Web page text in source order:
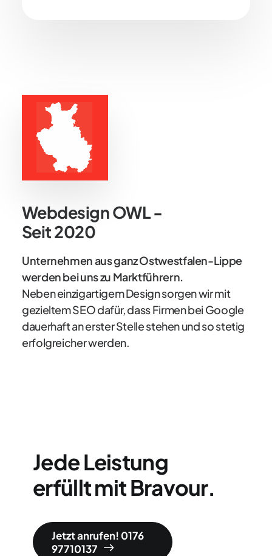
Webdesign OWL -
Seit 2020
Unternehmen aus ganz Ostwestfalen-Lippe
werden bei uns zu Marktführern.
Neben einzigartigem Design sorgen wir mit
gezieltem SEO dafür, dass Firmen bei Google
dauerhaft an erster Stelle stehen und so stetig
erfolgreicher werden.
Jede Leistung
erfüllt mit Bravour.
Jetzt anrufen! 0176
97710137